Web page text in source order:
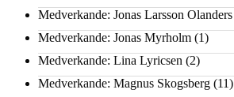
Medverkande: Jonas Larsson Olanders
Medverkande: Jonas Myrholm (1)
Medverkande: Lina Lyricsen (2)
Medverkande: Magnus Skogsberg (11)